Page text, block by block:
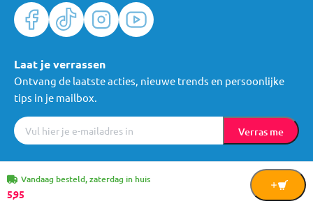
Vandaag besteld, zaterdag in huis
5,95
In
Laat je verrassen
Ontvang de laatste acties, nieuwe trends en persoonlijke
tips in je mailbox.
Verras me
Algemene voorwaarden Cookies © Mama Loes & Kids B.V.